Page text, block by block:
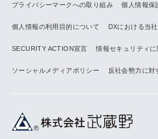
プライバシーマークへの取り組み 個人情報保
個人情報の利用目的について DXにおける当
SECURITY ACTION宣言 情報セキュリティ
ソーシャルメディアポリシー 反社会勢力に対